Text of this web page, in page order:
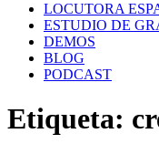
LOCUTORA
ESTUDIO DE
DEMOS
BLOG
PODCAST
Etiqueta: